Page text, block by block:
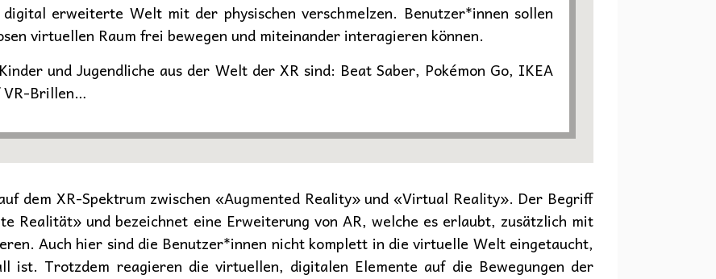
erweiterte Welt mit der physischen verschmelzen. Benutzer*innen sollen
virtuellen Raum frei bewegen und miteinander interagieren können.
und Jugendliche aus der Welt der XR sind: Beat Saber, Pokémon Go, IKEA
VR-Brillen…
dem XR-Spektrum zwischen «Augmented Reality» und «Virtual Reality». Der Begriff
Realität» und bezeichnet eine Erweiterung von AR, welche es erlaubt, zusätzlich mit
Auch hier sind die Benutzer*innen nicht komplett in die virtuelle Welt eingetaucht,
ist. Trotzdem reagieren die virtuellen, digitalen Elemente auf die Bewegungen der